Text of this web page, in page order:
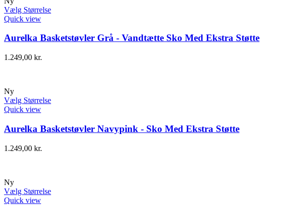
Vælg Størrelse
Quick view
Aurelka Basketstøvler Grå - Vandtætte Sko Med Ekstra Støtte
1.249,00 kr.
Ny
Vælg Størrelse
Quick view
Aurelka Basketstøvler Navypink - Sko Med Ekstra Støtte
1.249,00 kr.
Ny
Vælg Størrelse
Quick view